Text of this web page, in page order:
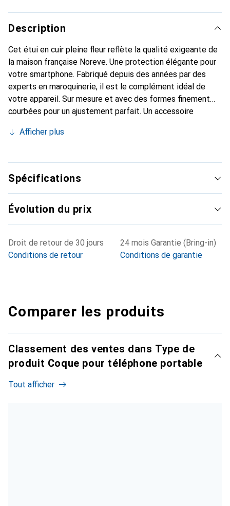
Description
Cet étui en cuir pleine fleur reflète la qualité exigeante de
la maison française Noreve. Une protection élégante pour
votre smartphone. Fabriqué depuis des années par des
experts en maroquinerie, il est le complément idéal de
votre appareil. Sur mesure et avec des formes finement
courbées pour un ajustement parfait. Un accessoire
marque Noreve est internationalement reconnue pour ses
choix pour le client exigeant.
Afficher plus
Spécifications
Évolution du prix
Droit de retour de 30 jours
Conditions de retour
24 mois Garantie (Bring-in)
Conditions de garantie
Comparer les produits
Classement des ventes dans Type de
produit Coque pour téléphone portable
Tout afficher